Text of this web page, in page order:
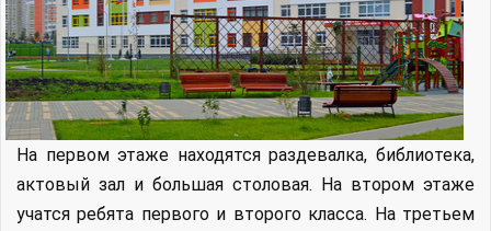
На первом этаже находятся раздевалка, библиотека,
актовый зал и большая столовая. На втором этаже
учатся ребята первого и второго класса. На третьем